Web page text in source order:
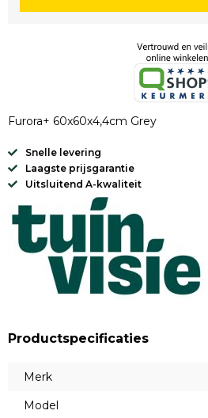
Furora+ 60x60x4,4cm Grey
Snelle levering
Laagste prijsgarantie
Uitsluitend A-kwaliteit
Productspecificaties
Merk
Model